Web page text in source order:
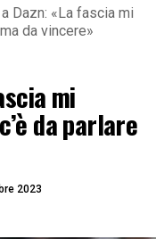
Dazn: «La fascia mi
da vincere»
mi
da parlare
2023